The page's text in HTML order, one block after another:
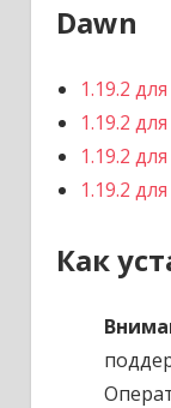
Dawn
1.19.2
1.19.2
1.19.2
1.19.2
Как